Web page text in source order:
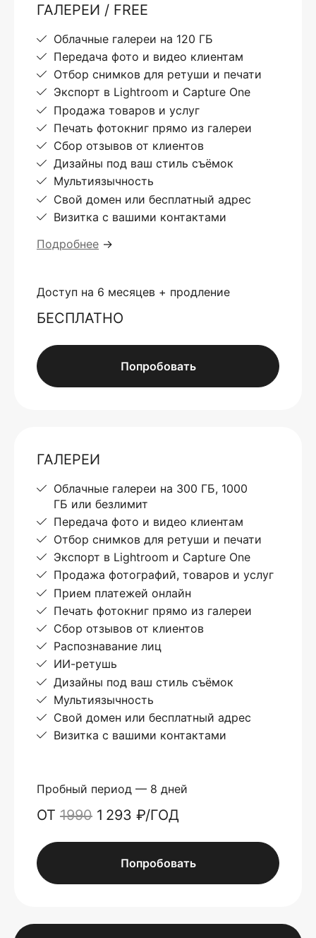
ГАЛЕРЕИ / FREE
Облачные галереи на 120 ГБ
Передача фото и видео клиентам
Отбор снимков для ретуши и печати
Экспорт в Lightroom и Capture One
Продажа товаров и услуг
Печать фотокниг прямо из галереи
Сбор отзывов от клиентов
Дизайны под ваш стиль съёмок
Мультиязычность
Свой домен или бесплатный адрес
Визитка с вашими контактами
Подробнее →
Доступ на 6 месяцев + продление
БЕСПЛАТНО
Попробовать
ГАЛЕРЕИ
Облачные галереи на 300 ГБ, 1000
ГБ или безлимит
Передача фото и видео клиентам
Отбор снимков для ретуши и печати
Экспорт в Lightroom и Capture One
Продажа фотографий, товаров и услуг
Прием платежей онлайн
Печать фотокниг прямо из галереи
Сбор отзывов от клиентов
Распознавание лиц
ИИ-ретушь
Дизайны под ваш стиль съёмок
Мультиязычность
Свой домен или бесплатный адрес
Визитка с вашими контактами
Пробный период — 8 дней
ОТ 1990 1 293 ₽/ГОД
Попробовать